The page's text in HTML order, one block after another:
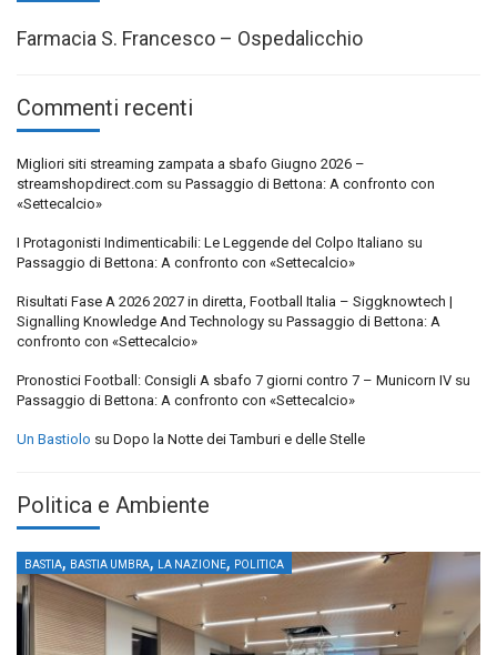
Farmacia S. Francesco – Ospedalicchio
Commenti recenti
Migliori siti streaming zampata a sbafo Giugno 2026 –
streamshopdirect.com su Passaggio di Bettona: A confronto con
«Settecalcio»
I Protagonisti Indimenticabili: Le Leggende del Colpo Italiano su
Passaggio di Bettona: A confronto con «Settecalcio»
Risultati Fase A 2026 2027 in diretta, Football Italia – Siggknowtech |
Signalling Knowledge And Technology su Passaggio di Bettona: A
confronto con «Settecalcio»
Pronostici Football: Consigli A sbafo 7 giorni contro 7 – Municorn IV su
Passaggio di Bettona: A confronto con «Settecalcio»
Un Bastiolo su Dopo la Notte dei Tamburi e delle Stelle
Politica e Ambiente
BASTIA, BASTIA UMBRA, LA NAZIONE, POLITICA